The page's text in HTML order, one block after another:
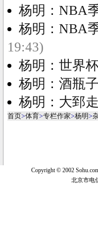
杨明：NBA
杨明：NBA
19:43)
杨明：世界
杨明：酒瓶
杨明：大郅
首页>体育>专栏作家>杨明>
Copyright © 2002
北京市电